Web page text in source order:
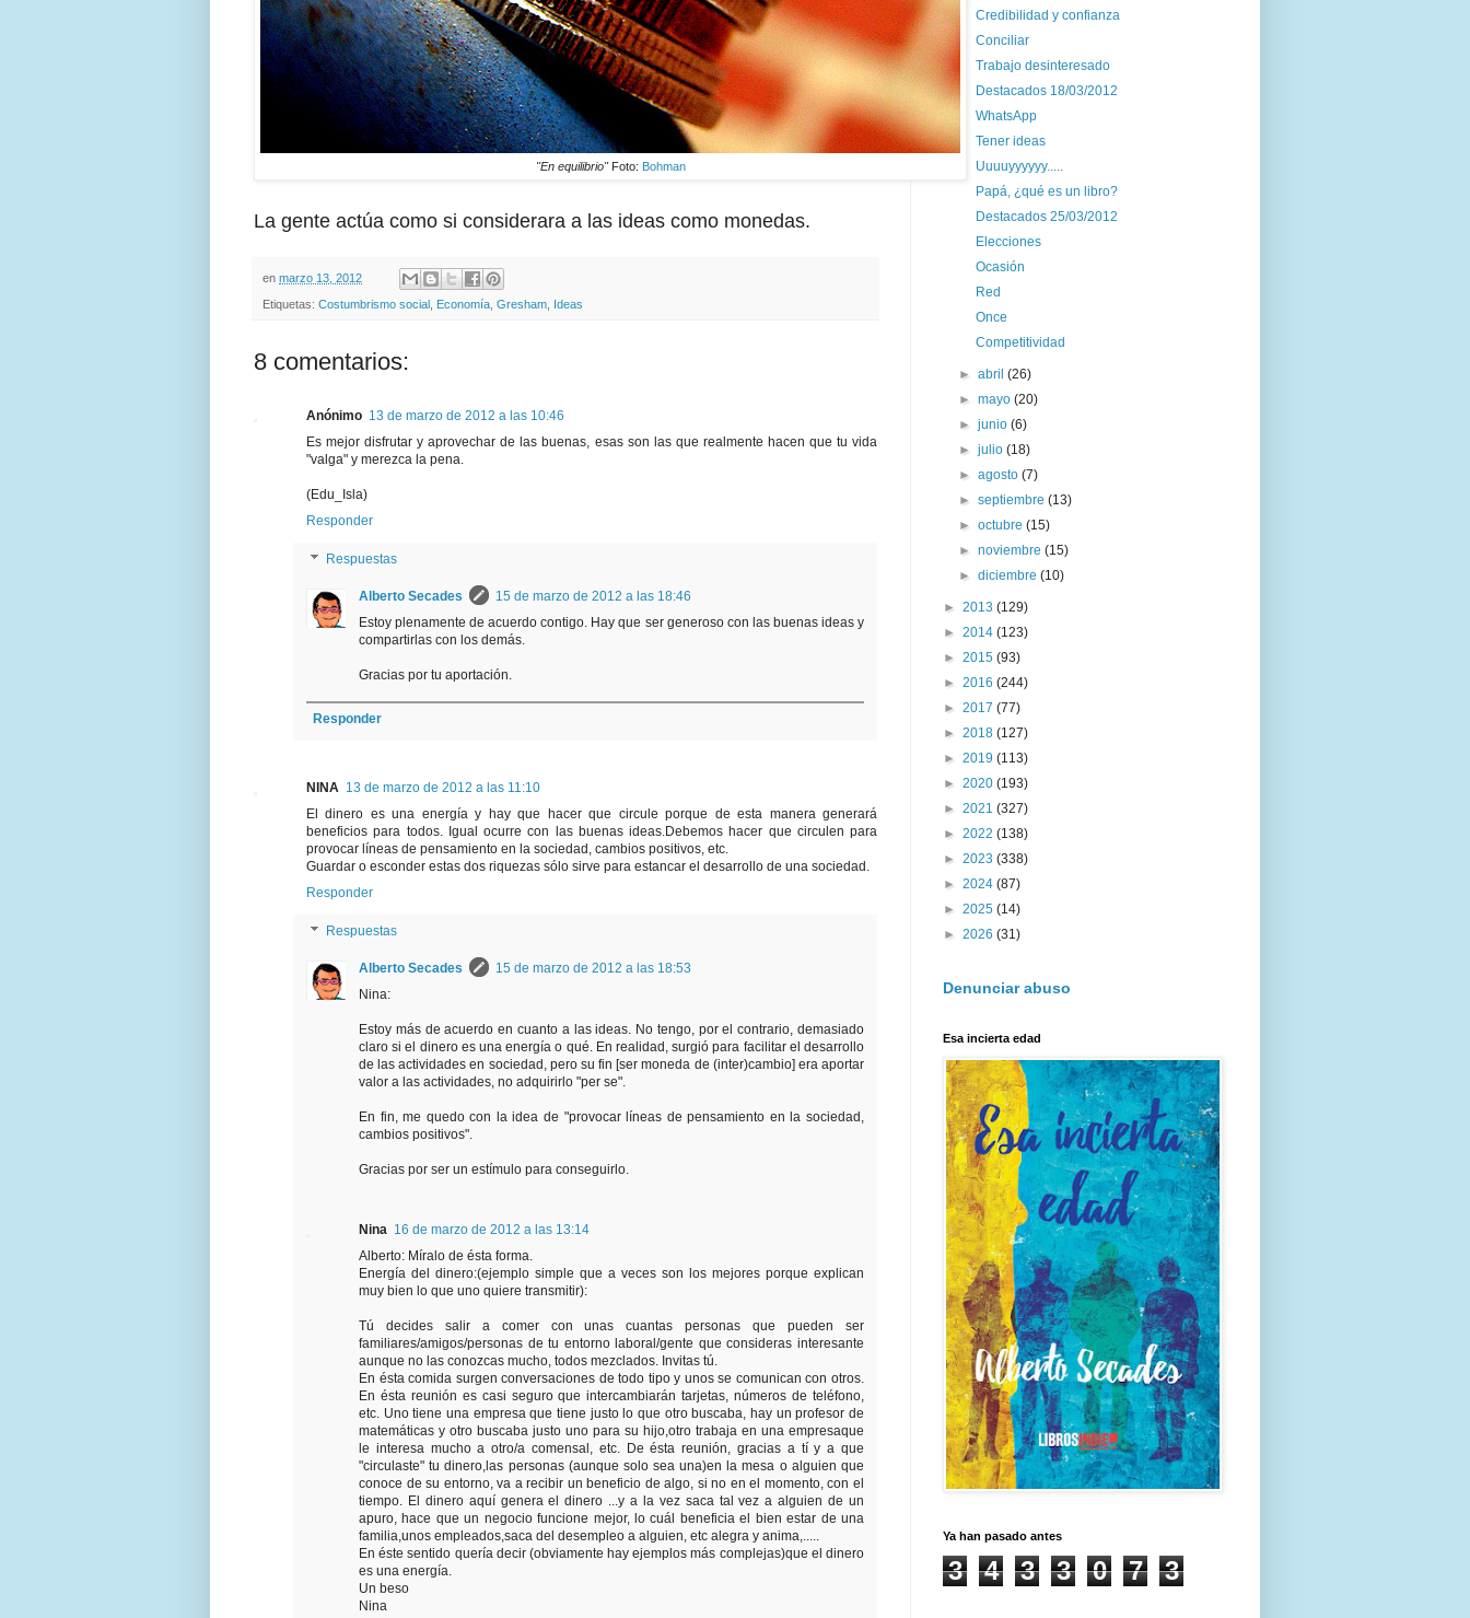
"En equilibrio"Foto: Bohman
La gente actúa como si considerara a las ideas como monedas.
en marzo 13, 2012
Etiquetas: Costumbrismo social Economía Gresham Ideas
8 comentarios:
Anónimo 13 de marzo de 2012 a las 10:46
Es mejor disfrutar y aprovechar de las buenas, esas son las que realmente hacen que tu vida
"valga" y merezca la pena.
(Edu_Isla)
Responder
Respuestas
Alberto Secades
15 de marzo de 2012 a las 18:46
Estoy plenamente de acuerdo contigo. Hay que ser generoso con las buenas ideas y
compartirlas con los demás.
Gracias por tu aportación.
Responder
NINA 13 de marzo de 2012 a las 11:10
El dinero es una energía y hay que hacer que circule porque de esta manera generará
beneficios para todos. Igual ocurre con las buenas ideas.Debemos hacer que circulen para
provocar líneas de pensamiento en la sociedad, cambios positivos, etc.
Guardar o esconder estas dos riquezas sólo sirve para estancar el desarrollo de una sociedad.
Responder
Respuestas
Alberto Secades
15 de marzo de 2012 a las 18:53
Nina:
Estoy más de acuerdo en cuanto a las ideas. No tengo, por el contrario, demasiado
claro si el dinero es una energía o qué. En realidad, surgió para facilitar el desarrollo
de las actividades en sociedad, pero su fin [ser moneda de (inter)cambio] era aportar
valor a las actividades, no adquirirlo "per se".
En fin, me quedo con la idea de "provocar líneas de pensamiento en la sociedad,
cambios positivos".
Gracias por ser un estímulo para conseguirlo.
Nina 16 de marzo de 2012 a las 13:14
Alberto: Míralo de ésta forma.
Energía del dinero:(ejemplo simple que a veces son los mejores porque explican
muy bien lo que uno quiere transmitir):
Tú decides salir a comer con unas cuantas personas que pueden ser
familiares/amigos/personas de tu entorno laboral/gente que consideras interesante
aunque no las conozcas mucho, todos mezclados. Invitas tú.
En ésta comida surgen conversaciones de todo tipo y unos se comunican con otros.
En ésta reunión es casi seguro que intercambiarán tarjetas, números de teléfono,
etc. Uno tiene una empresa que tiene justo lo que otro buscaba, hay un profesor de
matemáticas y otro buscaba justo uno para su hijo,otro trabaja en una empresaque
le interesa mucho a otro/a comensal, etc. De ésta reunión, gracias a tí y a que
"circulaste" tu dinero,las personas (aunque solo sea una)en la mesa o alguien que
conoce de su entorno, va a recibir un beneficio de algo, si no en el momento, con el
tiempo. El dinero aquí genera el dinero ...y a la vez saca tal vez a alguien de un
apuro, hace que un negocio funcione mejor, lo cuál beneficia el bien estar de una
familia,unos empleados,saca del desempleo a alguien, etc alegra y anima,.....
En éste sentido quería decir (obviamente hay ejemplos más complejas)que el dinero
es una energía.
Un beso
Nina
Credibilidad y confianza
Conciliar
Trabajo desinteresado
Destacados 18/03/2012
WhatsApp
Tener ideas
Uuuuyyyyyy.....
Papá, ¿qué es un libro?
Destacados 25/03/2012
Elecciones
Ocasión
Red
Once
Competitividad
►abril(26)
►mayo(20)
►junio(6)
►julio(18)
►agosto(7)
►septiembre(13)
►octubre(15)
►noviembre(15)
►diciembre(10)
► 2013 (129)
► 2014 (123)
► 2015 (93)
► 2016 (244)
► 2017 (77)
► 2018 (127)
► 2019 (113)
► 2020 (193)
► 2021 (327)
► 2022 (138)
► 2023 (338)
► 2024 (87)
► 2025 (14)
► 2026 (31)
Denunciar abuso
Esa incierta edad
Ya han pasado antes
3 4 3 3 0 7 3